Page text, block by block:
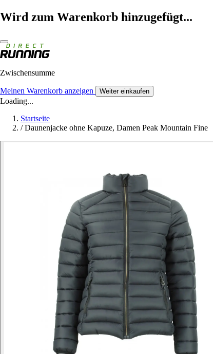
Wird zum Warenkorb hinzugefügt...
Zwischensumme
Meinen Warenkorb anzeigen Weiter einkaufen
Loading...
Startseite
/ Daunenjacke ohne Kapuze, Damen Peak Mountain Fine